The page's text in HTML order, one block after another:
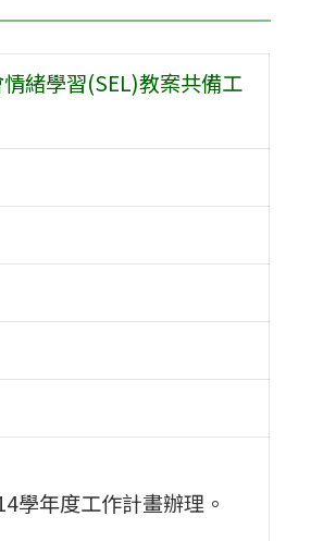
緒學習(SEL)教案共備工
學年度工作計畫辦理。